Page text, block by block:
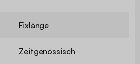
Fixlänge
Zeitgenössisch